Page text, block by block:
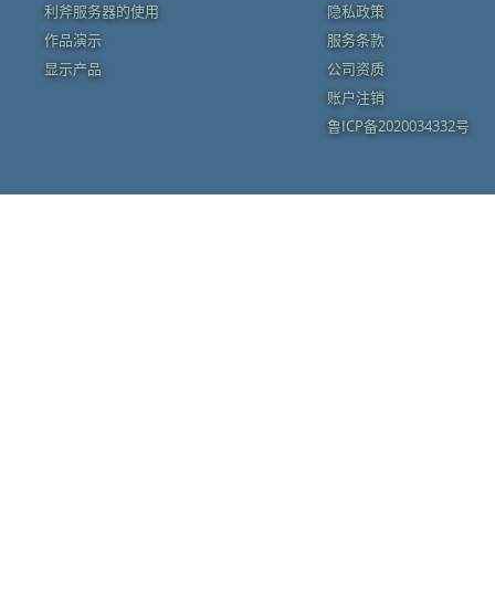
利斧服务器的使用
作品演示
显示产品
隐私政策
服务条款
公司资质
账户注销
鲁ICP备2020034332号